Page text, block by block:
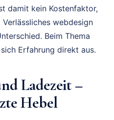
damit kein Kostenfaktor,
webdesign
Beim Thema
Erfahrung direkt aus.
Ladezeit –
Hebel